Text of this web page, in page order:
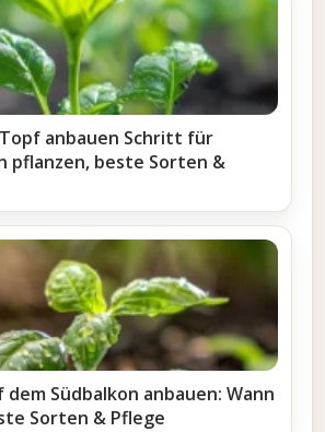
anbauen Schritt für
pflanzen, beste Sorten &
dem Südbalkon anbauen: Wann
Sorten & Pflege